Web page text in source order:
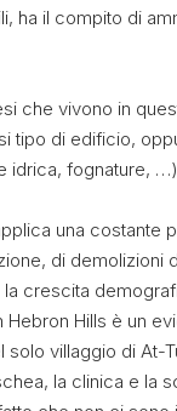
ha il compito di
che vivono in
tipo di edificio,
idrica, fognature,
una costante
di demolizioni
la crescita
Hebron Hills è un
solo villaggio di
la clinica e la